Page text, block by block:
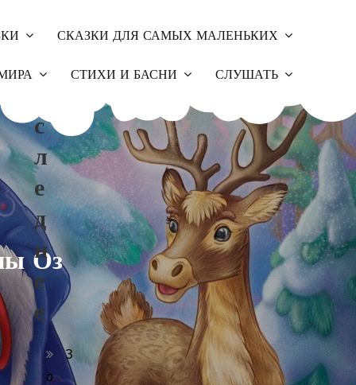
СКАЗКИ ДЛЯ САМЫХ МАЛЕНЬКИХ
СТИХИ И БАСНИ СЛУШАТЬ
Оз
С
Л
Е
Д
Н
Е
Е
З
о